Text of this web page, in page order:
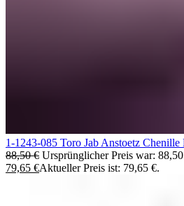
1-1243-085 Toro Jab Anstoetz Chenille
88,50€ Ursprünglicher Preis war:
79,65 €Aktueller Preis ist: 79,65 €.